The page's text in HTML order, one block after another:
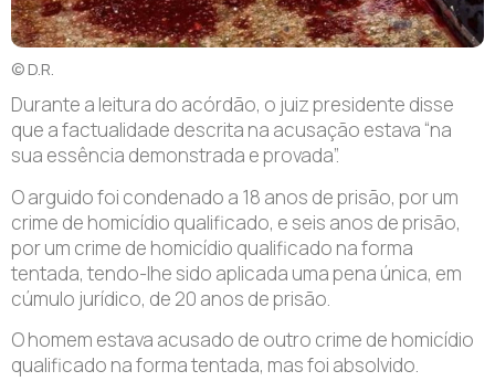
© D.R.
Durante a leitura do acórdão, o juiz presidente disse
que a factualidade descrita na acusação estava “na
sua essência demonstrada e provada”.
O arguido foi condenado a 18 anos de prisão, por um
crime de homicídio qualificado, e seis anos de prisão,
por um crime de homicídio qualificado na forma
tentada, tendo-lhe sido aplicada uma pena única, em
cúmulo jurídico, de 20 anos de prisão.
O homem estava acusado de outro crime de homicídio
qualificado na forma tentada, mas foi absolvido.